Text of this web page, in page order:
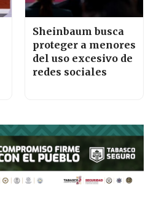
Sheinbaum busca
proteger a menores
del uso excesivo de
redes sociales